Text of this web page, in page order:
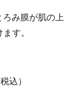
ろみ膜が肌の上
す。
込）